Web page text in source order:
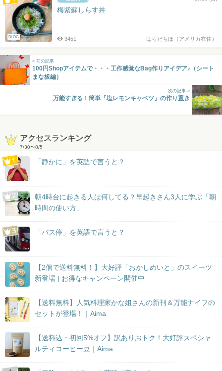
BLOG
梅紫蘇しらす丼
はらだちほ（アメリカ在住）
3451
« 前の記事
100円Shopアイテムで・・・工作感覚なBag作りアイデア♪（シート
まな板編）
次の記事 »
万能すぎる！簡単「塩レモンキャベツ」の作り置き
アクセスランキング
7/30〜8/5
「静かに」を英語で言うと？
朝4時台に起きる人は何してる？早起きさん3人に学ぶ「朝
時間の使い方」
「バス停」を英語で言うと？
【2個で送料無料！】大好評「おかしめいと」のスイーツ
新登場 | お得なキャンペーン開催中
【送料無料】人気料理家かな姐さんの新刊＆万能ナイフの
セットが登場！｜Aima
【送料込・初回5%オフ】訳ありおトク！大好評スペシャ
ルティコーヒー豆｜Aima